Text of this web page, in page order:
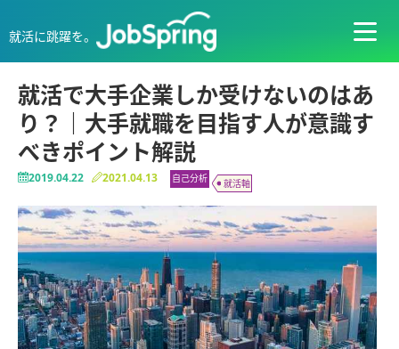
就活に跳躍を。
就活で大手企業しか受けないのはあ
り？｜大手就職を目指す人が意識す
べきポイント解説
2019.04.22 2021.04.13 自己分析 就活軸